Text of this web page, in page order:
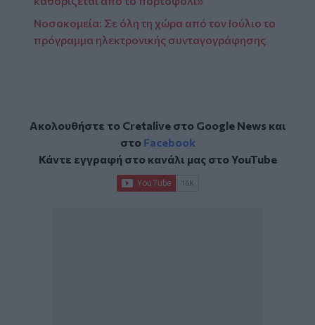
Νοσοκομεία: Σε όλη τη χώρα από τον Ιούλιο το
πρόγραμμα ηλεκτρονικής συνταγογράφησης
Ακολουθήστε το Cretalive στο Google Newsκαι
στο Facebook
Κάντε εγγραφή στο κανάλι μας στοYouTube